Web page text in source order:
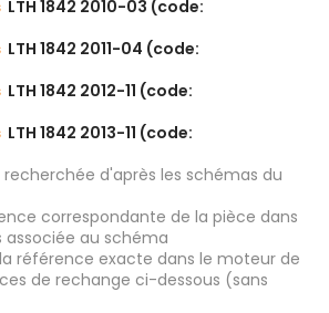
LTH 1842 2010-03 (code:
LTH 1842 2011-04 (code:
LTH 1842 2012-11 (code:
LTH 1842 2013-11 (code:
recherchée d'après les schémas du
correspondante de la pièce dans
associée au schéma
référence exacte dans le moteur de
de rechange ci-dessous (sans